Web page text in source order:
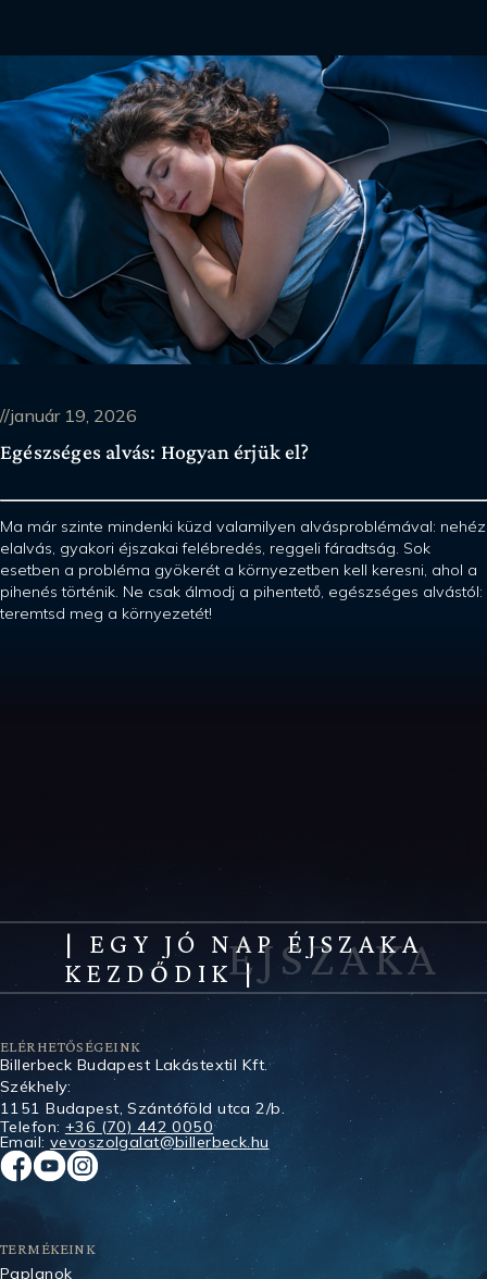
//január 19, 2026
Egészséges alvás: Hogyan érjük el?
Ma már szinte mindenki küzd valamilyen alvásproblémával: nehéz
elalvás, gyakori éjszakai felébredés, reggeli fáradtság. Sok
esetben a probléma gyökerét a környezetben kell keresni, ahol a
pihenés történik. Ne csak álmodj a pihentető, egészséges alvástól:
teremtsd meg a környezetét!
| EGY JÓ NAP ÉJSZAKA
KEZDŐDIK |
ELÉRHETŐSÉGEINK
Billerbeck Budapest Lakástextil Kft.
Székhely:
1151 Budapest, Szántóföld utca 2/b.
Telefon: +36 (70) 442 0050
Email:vevoszolgalat@billerbeck.hu
TERMÉKEINK
Paplanok